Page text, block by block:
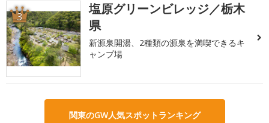
3
塩原グリーンビレッジ／栃木
県
新源泉開湯、2種類の源泉を満喫できるキ
ャンプ場
関東のGW人気スポットランキング